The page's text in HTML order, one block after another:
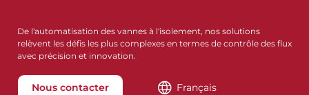
De l'automatisation des vannes à l'isolement, nos solutions
relèvent les défis les plus complexes en termes de contrôle des flux
avec précision et innovation.
Nous contacter Français